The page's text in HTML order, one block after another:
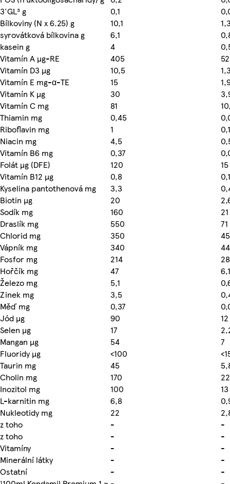
3'GL³ g
0,1
Bílkoviny (N x 6.25) g
10,1
syrovátková bílkovina g
6,1
kasein g
4
Vitamín A µg-RE
405
52
Vitamín D3 µg
10,5
Vitamín E mg-α-TE
15
Vitamín K µg
30
Vitamín C mg
81
Thiamin mg
0,45
Riboflavin mg
1
Niacin mg
4,5
Vitamín B6 mg
0,37
Folát µg (DFE)
120
15
Vitamín B12 µg
0,8
0,1
Kyselina pantothenová mg
3,3
Biotin µg
20
Sodík mg
160
21
Draslík mg
550
71
Chlorid mg
350
45
Vápník mg
340
44
Fosfor mg
214
28
Hořčík mg
47
6,1
Železo mg
5,1
Zinek mg
3,5
Měď mg
0,37
Jód µg
90
12
Selen µg
17
Mangan µg
54
7
Fluoridy µg
<100
Taurin mg
45
Cholin mg
170
22
Inozitol mg
100
13
L-karnitin mg
6,8
Nukleotidy mg
22
z toho
-
-
z toho
-
-
Vitamíny
-
-
Minerální látky
-
-
Ostatní
-
-